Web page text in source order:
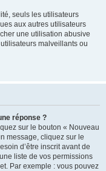
seuls les utilisateurs
aux autres utilisateurs
une utilisation abusive
malveillants ou
réponse ?
sur le bouton « Nouveau
message, cliquez sur le
d’être inscrit avant de
liste de vos permissions
Par exemple : vous pouvez